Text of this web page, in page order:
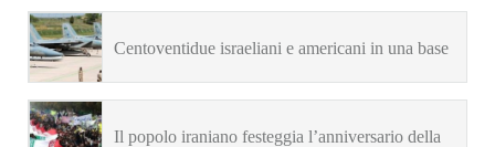
Centoventidue israeliani e americani in una base
Il popolo iraniano festeggia l’anniversario della